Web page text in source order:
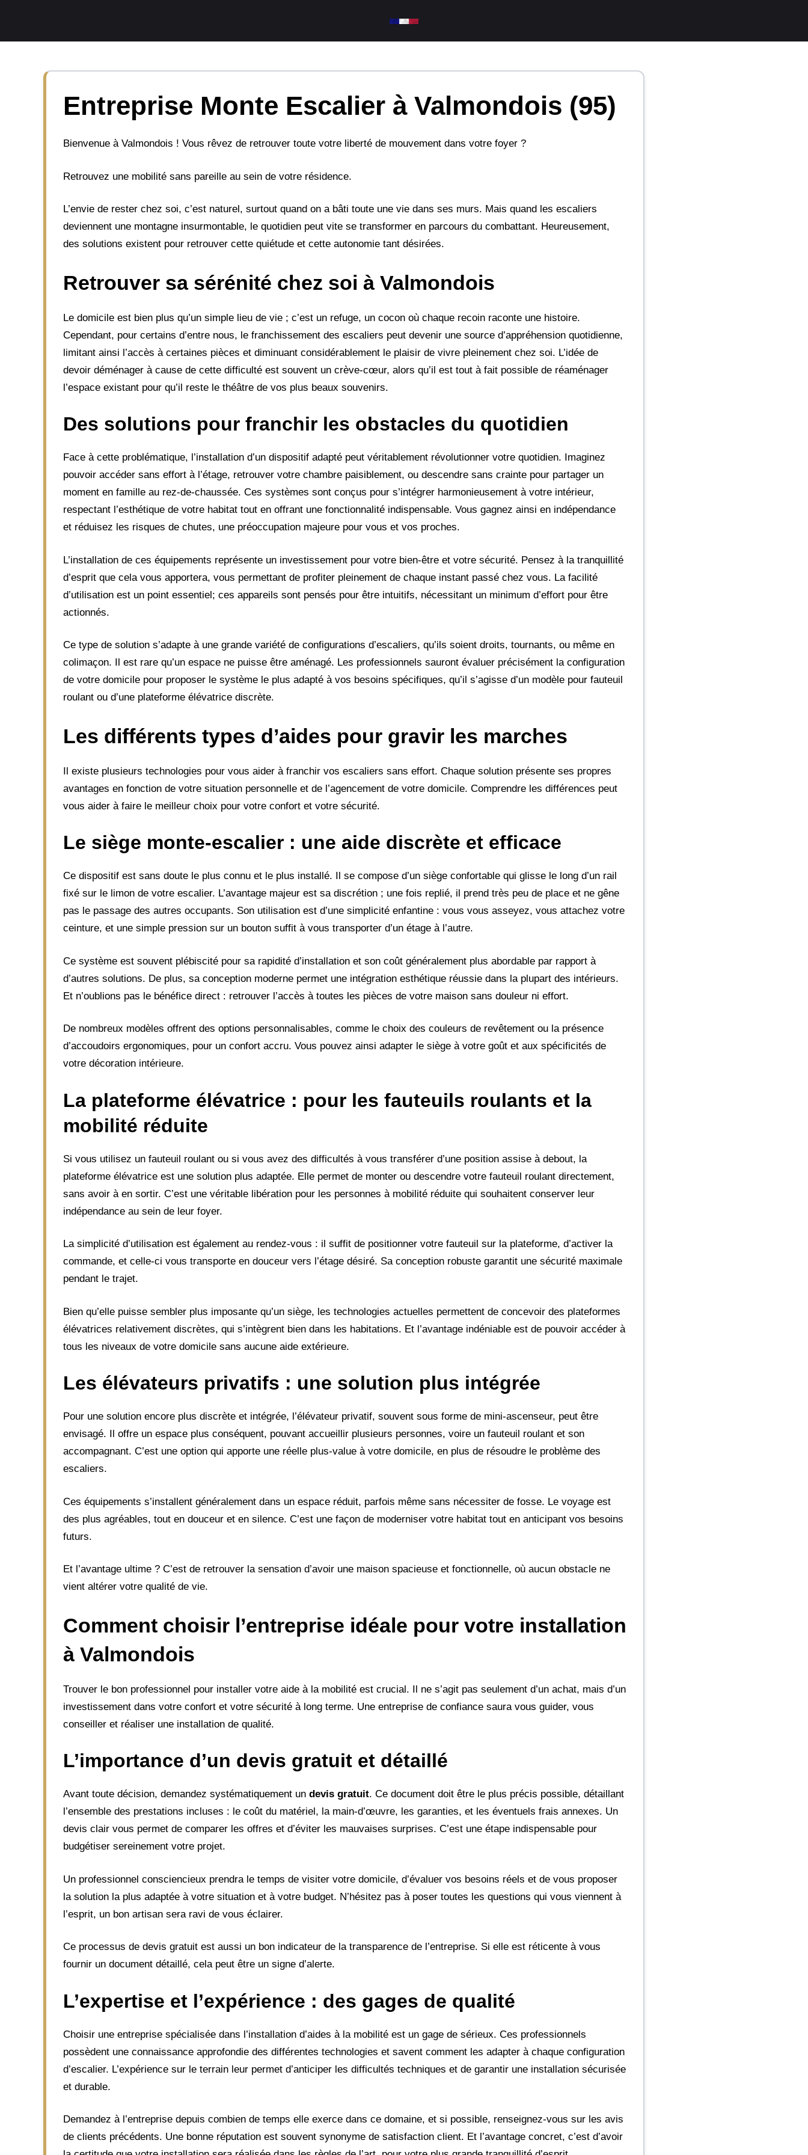
contenu
Entreprise Monte Escalier à Valmondois (95)
Bienvenue à Valmondois ! Vous rêvez de retrouver toute votre liberté de mouvement dans votre foyer ?
Retrouvez une mobilité sans pareille au sein de votre résidence.
L’envie de rester chez soi, c’est naturel, surtout quand on a bâti toute une vie dans ses murs. Mais quand les escaliers
deviennent une montagne insurmontable, le quotidien peut vite se transformer en parcours du combattant. Heureusement,
des solutions existent pour retrouver cette quiétude et cette autonomie tant désirées.
Retrouver sa sérénité chez soi à Valmondois
Le domicile est bien plus qu’un simple lieu de vie ; c’est un refuge, un cocon où chaque recoin raconte une histoire.
Cependant, pour certains d’entre nous, le franchissement des escaliers peut devenir une source d’appréhension quotidienne,
limitant ainsi l’accès à certaines pièces et diminuant considérablement le plaisir de vivre pleinement chez soi. L’idée de
devoir déménager à cause de cette difficulté est souvent un crève-cœur, alors qu’il est tout à fait possible de réaménager
l’espace existant pour qu’il reste le théâtre de vos plus beaux souvenirs.
Des solutions pour franchir les obstacles du quotidien
Face à cette problématique, l’installation d’un dispositif adapté peut véritablement révolutionner votre quotidien. Imaginez
pouvoir accéder sans effort à l’étage, retrouver votre chambre paisiblement, ou descendre sans crainte pour partager un
moment en famille au rez-de-chaussée. Ces systèmes sont conçus pour s’intégrer harmonieusement à votre intérieur,
respectant l’esthétique de votre habitat tout en offrant une fonctionnalité indispensable. Vous gagnez ainsi en indépendance
et réduisez les risques de chutes, une préoccupation majeure pour vous et vos proches.
L’installation de ces équipements représente un investissement pour votre bien-être et votre sécurité. Pensez à la tranquillité
d’esprit que cela vous apportera, vous permettant de profiter pleinement de chaque instant passé chez vous. La facilité
d’utilisation est un point essentiel; ces appareils sont pensés pour être intuitifs, nécessitant un minimum d’effort pour être
actionnés.
Ce type de solution s’adapte à une grande variété de configurations d’escaliers, qu’ils soient droits, tournants, ou même en
colimaçon. Il est rare qu’un espace ne puisse être aménagé. Les professionnels sauront évaluer précisément la configuration
de votre domicile pour proposer le système le plus adapté à vos besoins spécifiques, qu’il s’agisse d’un modèle pour fauteuil
roulant ou d’une plateforme élévatrice discrète.
Les différents types d’aides pour gravir les marches
Il existe plusieurs technologies pour vous aider à franchir vos escaliers sans effort. Chaque solution présente ses propres
avantages en fonction de votre situation personnelle et de l’agencement de votre domicile. Comprendre les différences peut
vous aider à faire le meilleur choix pour votre confort et votre sécurité.
Le siège monte-escalier : une aide discrète et efficace
Ce dispositif est sans doute le plus connu et le plus installé. Il se compose d’un siège confortable qui glisse le long d’un rail
fixé sur le limon de votre escalier. L’avantage majeur est sa discrétion ; une fois replié, il prend très peu de place et ne gêne
pas le passage des autres occupants. Son utilisation est d’une simplicité enfantine : vous vous asseyez, vous attachez votre
ceinture, et une simple pression sur un bouton suffit à vous transporter d’un étage à l’autre.
Ce système est souvent plébiscité pour sa rapidité d’installation et son coût généralement plus abordable par rapport à
d’autres solutions. De plus, sa conception moderne permet une intégration esthétique réussie dans la plupart des intérieurs.
Et n’oublions pas le bénéfice direct : retrouver l’accès à toutes les pièces de votre maison sans douleur ni effort.
De nombreux modèles offrent des options personnalisables, comme le choix des couleurs de revêtement ou la présence
d’accoudoirs ergonomiques, pour un confort accru. Vous pouvez ainsi adapter le siège à votre goût et aux spécificités de
votre décoration intérieure.
La plateforme élévatrice : pour les fauteuils roulants et la
mobilité réduite
Si vous utilisez un fauteuil roulant ou si vous avez des difficultés à vous transférer d’une position assise à debout, la
plateforme élévatrice est une solution plus adaptée. Elle permet de monter ou descendre votre fauteuil roulant directement,
sans avoir à en sortir. C’est une véritable libération pour les personnes à mobilité réduite qui souhaitent conserver leur
indépendance au sein de leur foyer.
La simplicité d’utilisation est également au rendez-vous : il suffit de positionner votre fauteuil sur la plateforme, d’activer la
commande, et celle-ci vous transporte en douceur vers l’étage désiré. Sa conception robuste garantit une sécurité maximale
pendant le trajet.
Bien qu’elle puisse sembler plus imposante qu’un siège, les technologies actuelles permettent de concevoir des plateformes
élévatrices relativement discrètes, qui s’intègrent bien dans les habitations. Et l’avantage indéniable est de pouvoir accéder à
tous les niveaux de votre domicile sans aucune aide extérieure.
Les élévateurs privatifs : une solution plus intégrée
Pour une solution encore plus discrète et intégrée, l’élévateur privatif, souvent sous forme de mini-ascenseur, peut être
envisagé. Il offre un espace plus conséquent, pouvant accueillir plusieurs personnes, voire un fauteuil roulant et son
accompagnant. C’est une option qui apporte une réelle plus-value à votre domicile, en plus de résoudre le problème des
escaliers.
Ces équipements s’installent généralement dans un espace réduit, parfois même sans nécessiter de fosse. Le voyage est
des plus agréables, tout en douceur et en silence. C’est une façon de moderniser votre habitat tout en anticipant vos besoins
futurs.
Et l’avantage ultime ? C’est de retrouver la sensation d’avoir une maison spacieuse et fonctionnelle, où aucun obstacle ne
vient altérer votre qualité de vie.
Comment choisir l’entreprise idéale pour votre installation
à Valmondois
Trouver le bon professionnel pour installer votre aide à la mobilité est crucial. Il ne s’agit pas seulement d’un achat, mais d’un
investissement dans votre confort et votre sécurité à long terme. Une entreprise de confiance saura vous guider, vous
conseiller et réaliser une installation de qualité.
L’importance d’un devis gratuit et détaillé
Avant toute décision, demandez systématiquement un devis gratuit. Ce document doit être le plus précis possible, détaillant
l’ensemble des prestations incluses : le coût du matériel, la main-d’œuvre, les garanties, et les éventuels frais annexes. Un
devis clair vous permet de comparer les offres et d’éviter les mauvaises surprises. C’est une étape indispensable pour
budgétiser sereinement votre projet.
Un professionnel consciencieux prendra le temps de visiter votre domicile, d’évaluer vos besoins réels et de vous proposer
la solution la plus adaptée à votre situation et à votre budget. N’hésitez pas à poser toutes les questions qui vous viennent à
l’esprit, un bon artisan sera ravi de vous éclairer.
Ce processus de devis gratuit est aussi un bon indicateur de la transparence de l’entreprise. Si elle est réticente à vous
fournir un document détaillé, cela peut être un signe d’alerte.
L’expertise et l’expérience : des gages de qualité
Choisir une entreprise spécialisée dans l’installation d’aides à la mobilité est un gage de sérieux. Ces professionnels
possèdent une connaissance approfondie des différentes technologies et savent comment les adapter à chaque configuration
d’escalier. L’expérience sur le terrain leur permet d’anticiper les difficultés techniques et de garantir une installation sécurisée
et durable.
Demandez à l’entreprise depuis combien de temps elle exerce dans ce domaine, et si possible, renseignez-vous sur les avis
de clients précédents. Une bonne réputation est souvent synonyme de satisfaction client. Et l’avantage concret, c’est d’avoir